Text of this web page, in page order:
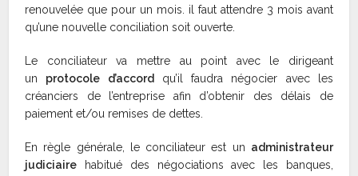
renouvelée que pour un mois. il faut attendre 3 mois avant
qu’une nouvelle conciliation soit ouverte.
Le conciliateur va mettre au point avec le dirigeant
un protocole d’accord qu’il faudra négocier avec les
créanciers de l’entreprise afin d’obtenir des délais de
paiement et/ou remises de dettes.
En règle générale, le conciliateur est un administrateur
judiciaire habitué des négociations avec les banques,